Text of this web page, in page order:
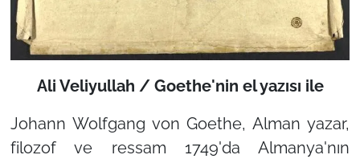
Ali Veliyullah / Goethe'nin el yazısı ile
Johann Wolfgang von Goethe, Alman yazar,
filozof ve ressam 1749'da Almanya'nın